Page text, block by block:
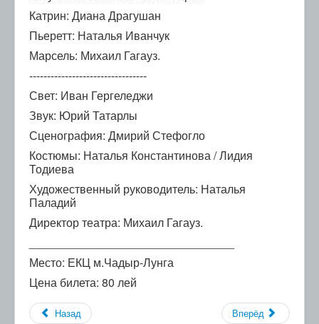
Катрин: Диана Драгушан
Пьеретт: Наталья Иванчук
Марсель: Михаил Гагауз.
---------------------------------
Свет: Иван Гергеледжи
Звук: Юрий Татарлы
Сценография: Дмирий Стефогло
Костюмы: Наталья Константинова / Лидия
Тодиева
Художественный руководитель: Наталья
Паладий
Директор театра: Михаил Гагауз.
Место: ЕКЦ м.Чадыр-Лунга
Цена билета: 80 лей
Назад Вперёд